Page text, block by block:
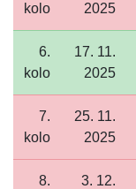
kolo
2025
6.
kolo
17. 11.
2025
7.
kolo
25. 11.
2025
8.
3. 12.